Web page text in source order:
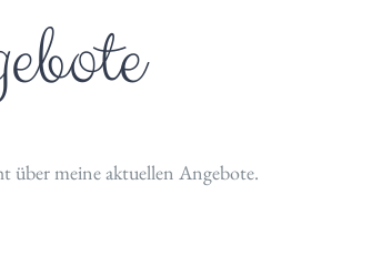
über meine aktuellen Angebote.